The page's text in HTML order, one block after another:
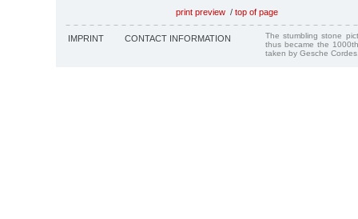
print preview / top of page
IMPRINT CONTACT INFORMATION
The stumbling stone
thus became the
taken by Gesche